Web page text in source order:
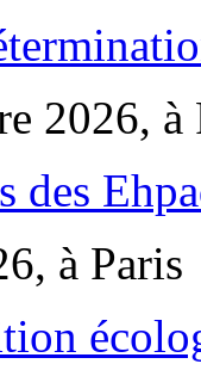
2026, à
des
à Paris